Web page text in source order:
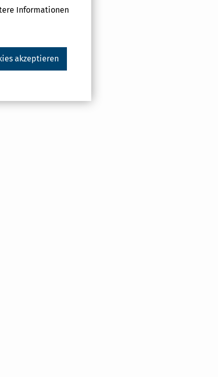
Informationen
akzeptieren